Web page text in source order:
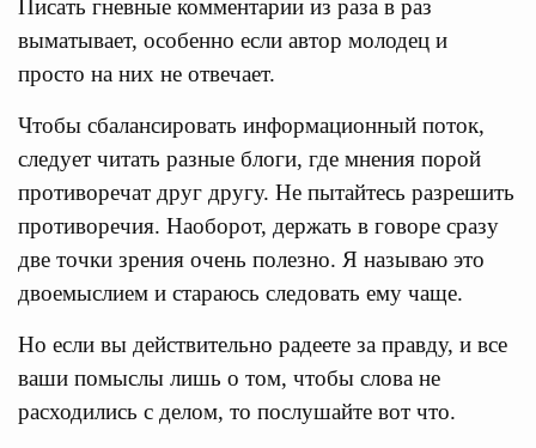
Писать гневные комментарии из раза в раз
выматывает, особенно если автор молодец и
просто на них не отвечает.
Чтобы сбалансировать информационный поток,
следует читать разные блоги, где мнения порой
противоречат друг другу. Не пытайтесь разрешить
противоречия. Наоборот, держать в говоре сразу
две точки зрения очень полезно. Я называю это
двоемыслием и стараюсь следовать ему чаще.
Но если вы действительно радеете за правду, и все
ваши помыслы лишь о том, чтобы слова не
расходились с делом, то послушайте вот что.